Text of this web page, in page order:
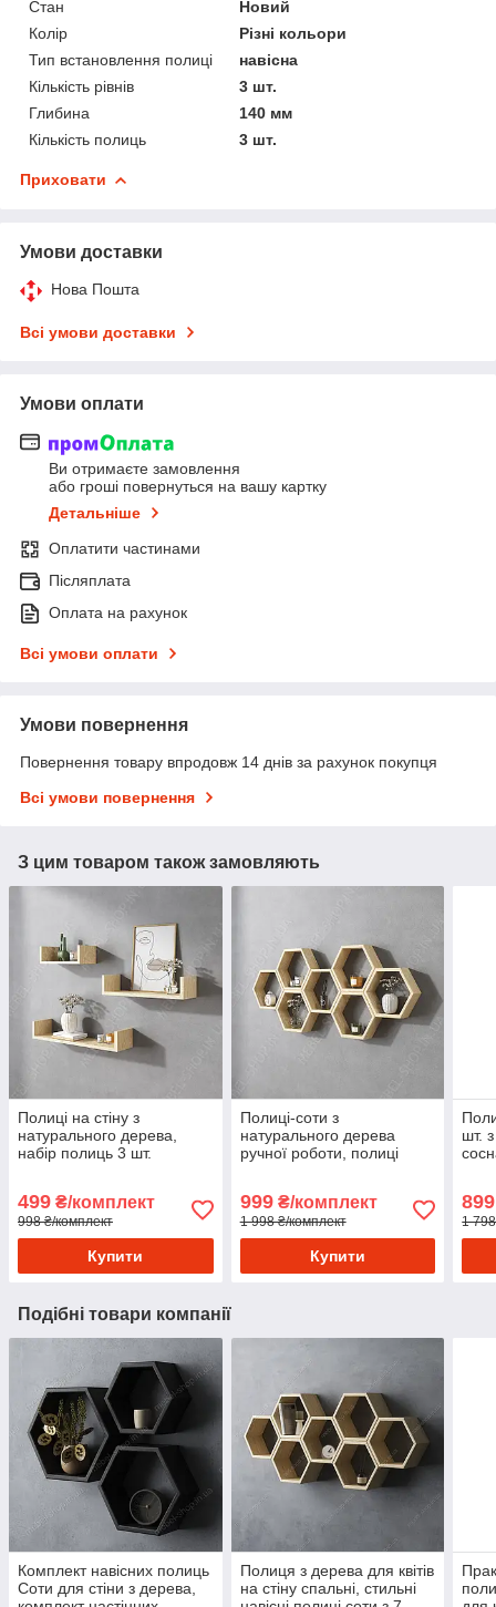
Стан
Новий
Колір
Різні кольори
Тип встановлення полиці
навісна
Кількість рівнів
3 шт.
Глибина
140 мм
Кількість полиць
3 шт.
Приховати
Умови доставки
Нова Пошта
Всі умови доставки
Умови оплати
Ви отримаєте замовлення
або гроші повернуться на вашу картку
Детальніше
Оплатити частинами
Післяплата
Оплата на рахунок
Всі умови оплати
Умови повернення
Повернення товару впродовж 14 днів за рахунок покупця
Всі умови повернення
З цим товаром також замовляють
Полиці на стіну з
натурального дерева,
набір полиць 3 шт.
499 ₴/комплект
998 ₴/комплект
Купити
Полиці-соти з
натурального дерева
ручної роботи, полиці
999₴/комплект
1 998 ₴/комплект
Купити
шт.
899
1
Подібні товари компанії
Комплект навісних полиць
Соти для стіни з дерева,
Полиця з дерева для квітів
на стіну спальні, стильні